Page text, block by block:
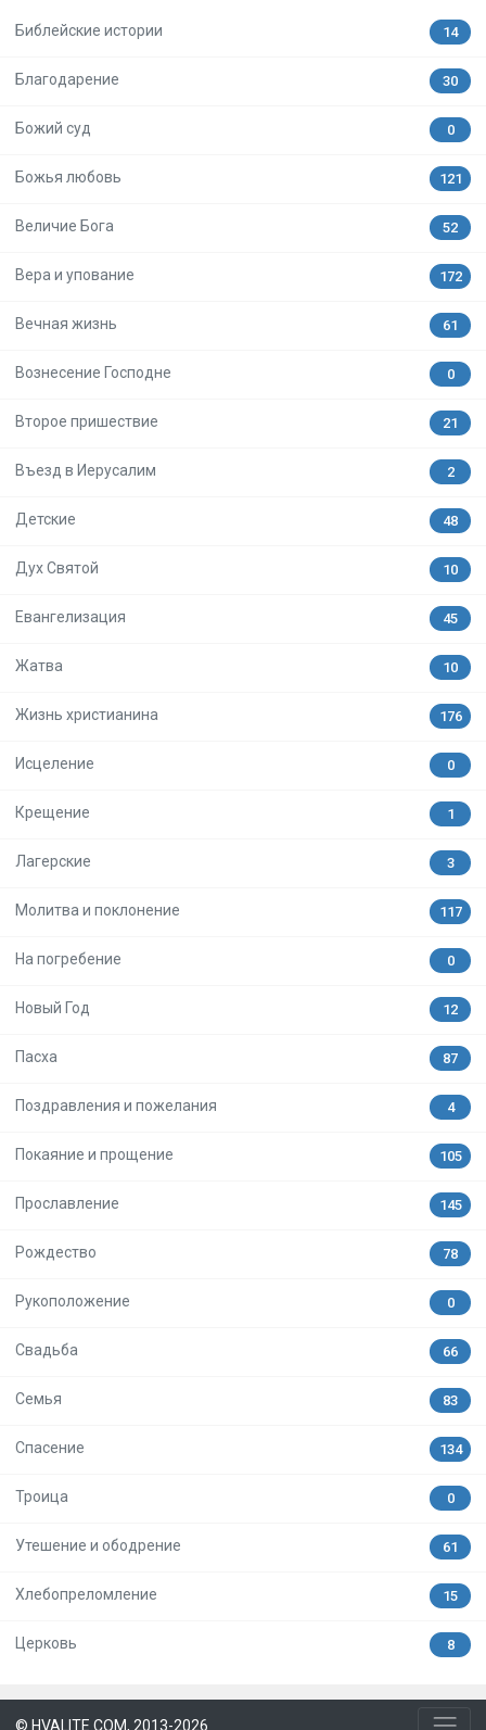
Библейские истории 14
Благодарение 30
Божий суд 0
Божья любовь 121
Величие Бога 52
Вера и упование 172
Вечная жизнь 61
Вознесение Господне 0
Второе пришествие 21
Въезд в Иерусалим 2
Детские 48
Дух Святой 10
Евангелизация 45
Жатва 10
Жизнь христианина 176
Исцеление 0
Крещение 1
Лагерские 3
Молитва и поклонение 117
На погребение 0
Новый Год 12
Пасха 87
Поздравления и пожелания 4
Покаяние и прощение 105
Прославление 145
Рождество 78
Рукоположение 0
Свадьба 66
Семья 83
Спасение 134
Троица 0
Утешение и ободрение 61
Хлебопреломление 15
Церковь 8
© HVALITE.COM, 2013-2026